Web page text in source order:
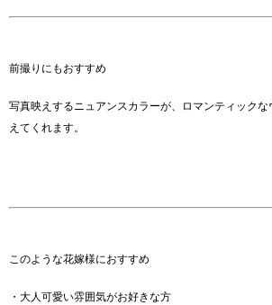
前撮りにもおすすめ
写真映えするニュアンスカラーが、ロマンティック
えてくれます。
このような花嫁様におすすめ
・大人可愛い雰囲気がお好きな方